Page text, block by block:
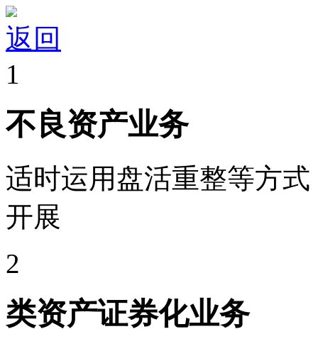
返回
1
不良资产业务
适时运用盘活重整等方
开展
2
类资产证券化业务